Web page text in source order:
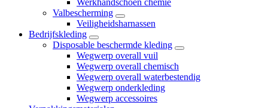
Werkhandschoen chemie
Valbescherming
Veiligheidsharnassen
Bedrijfskleding
Disposable beschermde kleding
Wegwerp overall vuil
Wegwerp overall chemisch
Wegwerp overall waterbestendig
Wegwerp onderkleding
Wegwerp accessoires